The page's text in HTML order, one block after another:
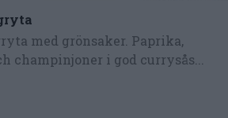
med grönsaker. Paprika,
champinjoner i god currysås...